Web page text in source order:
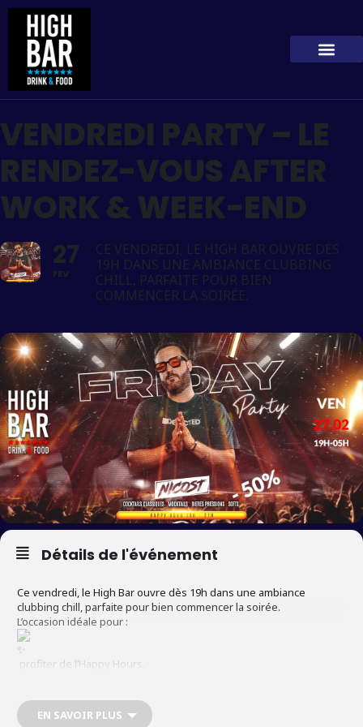
VENDREDI PARTY – LE
RENDEZ-VOUS AFTER
WORK & WEEK-END
27
FEV
CE VENDREDI, LE HIGH BAR OUVRE DÈS
19H DANS UNE AMBIANCE CLUBBING
CHILL, PARFAITE POUR BIEN
COMMENCER LA SOIRÉE.
Détails de l'événement
Ce vendredi, le High Bar ouvre dès 19h dans une ambiance
clubbing chill, parfaite pour bien commencer la soirée.
L’occasion idéale pour :
profiter de l’Happy Hours,
se poser avec un verre,
EN SAVOIR PLUS